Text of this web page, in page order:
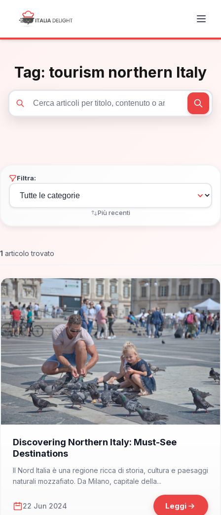
Tag: tourism northern Italy
Filtra:
Più recenti
1 articolo trovato
Discovering Northern Italy: Must-See
Destinations
Il Nord Italia è una regione ricca di storia, cultura e paesaggi
naturali mozzafiato. Da Milano, capitale della...
22 Jun 2024 Leggi